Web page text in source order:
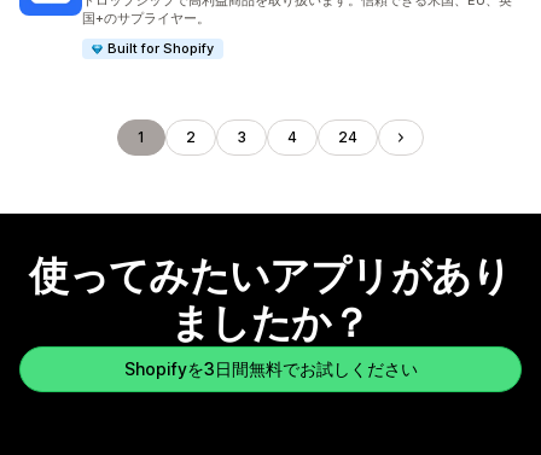
国+のサプライヤー。
Built for Shopify
1 2 3 4 24
使ってみたいアプリがあり
ましたか？
Shopifyを3日間無料でお試しください